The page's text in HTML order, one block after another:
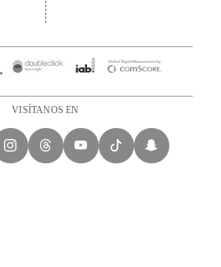
VISÍTANOS EN